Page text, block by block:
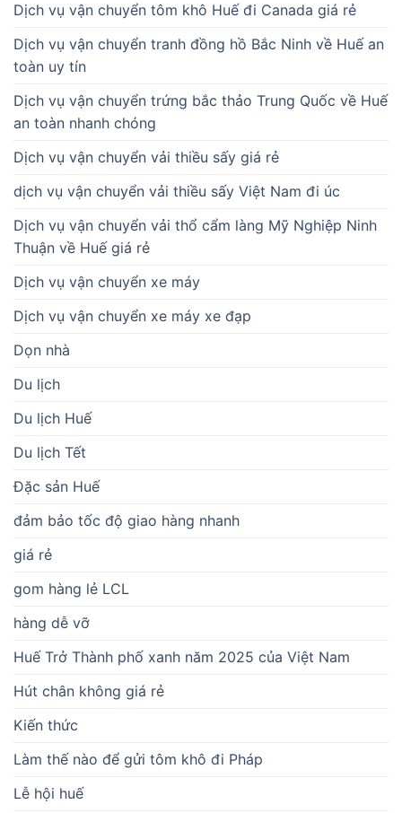
Dịch vụ vận chuyển tôm khô Huế đi Canada giá rẻ
Dịch vụ vận chuyển tranh đồng hồ Bắc Ninh về Huế an
toàn uy tín
Dịch vụ vận chuyển trứng bắc thảo Trung Quốc về Huế
an toàn nhanh chóng
Dịch vụ vận chuyển vải thiều sấy giá rẻ
dịch vụ vận chuyển vải thiều sấy Việt Nam đi úc
Dịch vụ vận chuyển vải thổ cẩm làng Mỹ Nghiệp Ninh
Thuận về Huế giá rẻ
Dịch vụ vận chuyển xe máy
Dịch vụ vận chuyển xe máy xe đạp
Dọn nhà
Du lịch
Du lịch Huế
Du lịch Tết
Đặc sản Huế
đảm bảo tốc độ giao hàng nhanh
giá rẻ
gom hàng lẻ LCL
hàng dễ vỡ
Huế Trở Thành phố xanh năm 2025 của Việt Nam
Hút chân không giá rẻ
Kiến thức
Làm thế nào để gửi tôm khô đi Pháp
Lễ hội huế